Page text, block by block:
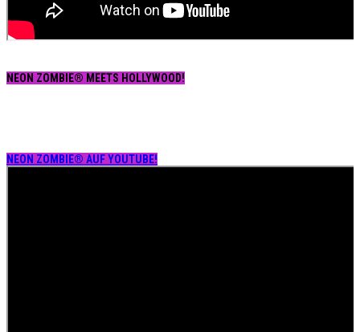
NEON ZOMBIE® MEETS HOLLYWOOD!
NEON ZOMBIE® AUF YOUTUBE!